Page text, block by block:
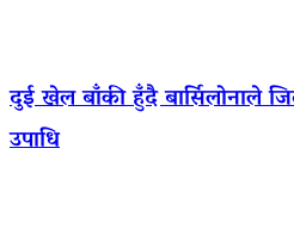
दुई खेल बाँकी हुँदै बार्सिलोनाले
उपाधि